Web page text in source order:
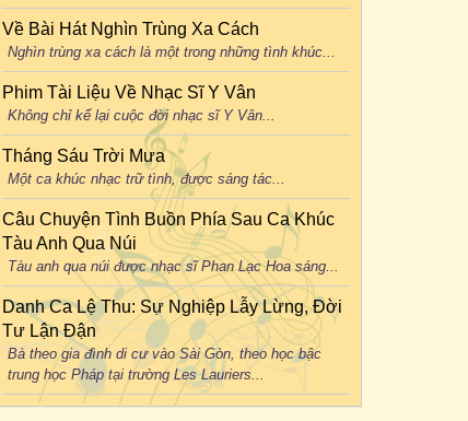
Về Bài Hát Nghìn Trùng Xa Cách
Nghìn trùng xa cách là một trong những tình khúc...
Phim Tài Liệu Về Nhạc Sĩ Y Vân
Không chỉ kể lại cuộc đời nhạc sĩ Y Vân...
Tháng Sáu Trời Mưa
Một ca khúc nhạc trữ tình, được sáng tác...
Câu Chuyện Tình Buồn Phía Sau Ca Khúc
Tàu Anh Qua Núi
Tàu anh qua núi được nhạc sĩ Phan Lạc Hoa sáng...
Danh Ca Lệ Thu: Sự Nghiệp Lẫy Lừng, Đời
Tư Lận Đận
Bà theo gia đình di cư vào Sài Gòn, theo học bậc
trung học Pháp tại trường Les Lauriers...